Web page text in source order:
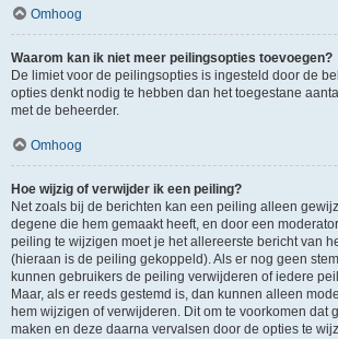
Omhoog
Waarom kan ik niet meer peilingsopties toevoegen?
De limiet voor de peilingsopties is ingesteld door de
opties denkt nodig te hebben dan het toegestane
met de beheerder.
Omhoog
Hoe wijzig of verwijder ik een peiling?
Net zoals bij de berichten kan een peiling alleen
degene die hem gemaakt heeft, en door een
peiling te wijzigen moet je het allereerste bericht van
(hieraan is de peiling gekoppeld). Als er nog geen
kunnen gebruikers de peiling verwijderen of iedere
Maar, als er reeds gestemd is, dan kunnen alleen
hem wijzigen of verwijderen. Dit om te voorkomen dat
maken en deze daarna vervalsen door de opties te